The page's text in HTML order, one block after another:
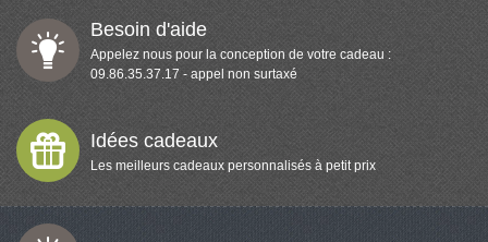
Besoin d'aide
Appelez nous pour la conception de votre cadeau :
09.86.35.37.17 - appel non surtaxé
Idées cadeaux
Les meilleurs cadeaux personnalisés à petit prix